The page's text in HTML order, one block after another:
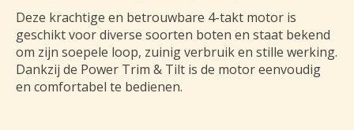
Deze krachtige en betrouwbare 4-takt motor is
geschikt voor diverse soorten boten en staat bekend
om zijn soepele loop, zuinig verbruik en stille werking.
Dankzij de Power Trim & Tilt is de motor eenvoudig
en comfortabel te bedienen.